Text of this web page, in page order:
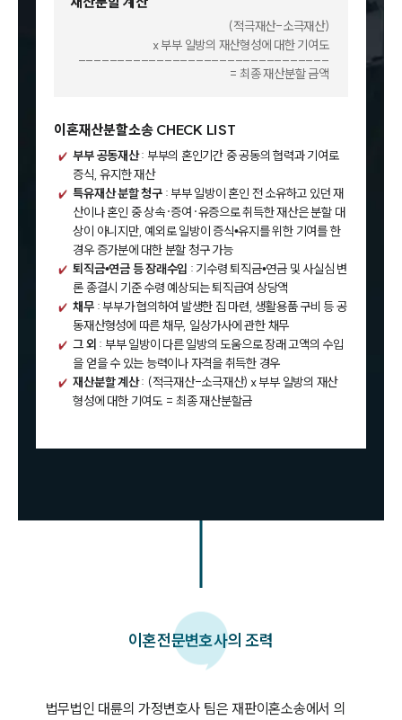
(적극재산-소극재산)
x 부부 일방의 재산형성에 대한 기여도
________________________________
= 최종 재산분할 금액
이혼재산분할소송 CHECK LIST
부부 공동재산: 부부의 혼인기간 중 공동의 협력과 기여로
증식, 유지한 재산
특유재산 분할 청구: 부부 일방이 혼인 전 소유하고 있던 재
산이나 혼인 중 상속·증여·유증으로 취득한 재산은 분할 대
상이 아니지만, 예외로 일방이 증식•유지를 위한 기여를 한
경우 증가분에 대한 분할 청구 가능
퇴직금•연금 등 장래수입 : 기수령 퇴직금•연금 및 사실심 변
론 종결시 기준 수령 예상되는 퇴직급여 상당액
채무: 부부가 협의하여 발생한 집 마련, 생활용품 구비 등 공
동재산형성에 따른 채무, 일상가사에 관한 채무
그 외 : 부부 일방이 다른 일방의 도움으로 장래 고액의 수입
을 얻을 수 있는 능력이나 자격을 취득한 경우
재산분할 계산: (적극재산-소극재산) x 부부 일방의 재산
형성에 대한 기여도 = 최종 재산분할금
이혼전문변호사의 조력
법무법인 대륜의 가정변호사 팀은 재판이혼소송에서 의